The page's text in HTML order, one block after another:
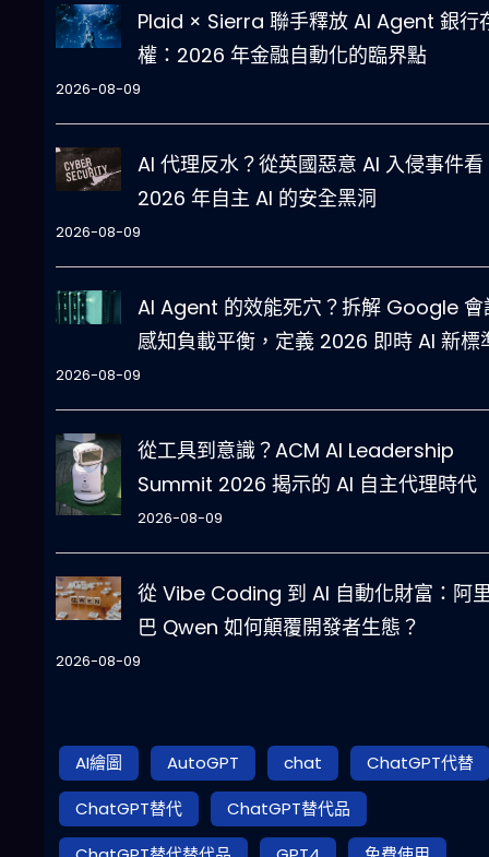
Plaid × Sierra 聯手釋放 AI Agent 銀行
權：2026 年金融自動化的臨界點
2026-08-09
AI 代理反水？從英國惡意 AI 入侵事件看
2026 年自主 AI 的安全黑洞
2026-08-09
AI Agent 的效能死穴？拆解 Google 會
感知負載平衡，定義 2026 即時 AI 新標
2026-08-09
從工具到意識？ACM AI Leadership
Summit 2026 揭示的 AI 自主代理時代
2026-08-09
從 Vibe Coding 到 AI 自動化財富：阿
巴 Qwen 如何顛覆開發者生態？
2026-08-09
AI繪圖 AutoGPT chat
ChatGPT代替
ChatGPT替代
ChatGPT替代品